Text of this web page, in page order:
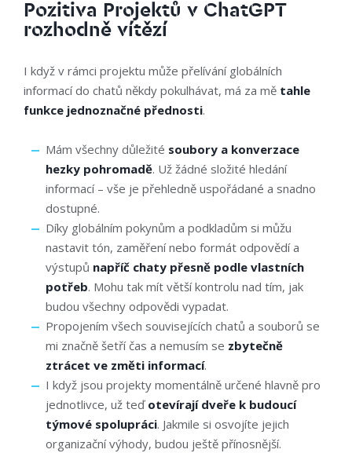
Pozitiva Projektů v ChatGPT
rozhodně vítězí
I když v rámci projektu může přelívání globálních
informací do chatů někdy pokulhávat, má za mě tahle
funkce jednoznačné přednosti.
Mám všechny důležité soubory a konverzace
hezky pohromadě. Už žádné složité hledání
informací – vše je přehledně uspořádané a snadno
dostupné.
Díky globálním pokynům a podkladům si můžu
nastavit tón, zaměření nebo formát odpovědí a
výstupů napříč chaty přesně podle vlastních
potřeb. Mohu tak mít větší kontrolu nad tím, jak
budou všechny odpovědi vypadat.
Propojením všech souvisejících chatů a souborů se
mi značně šetří čas a nemusím se zbytečně
ztrácet ve změti informací.
I když jsou projekty momentálně určené hlavně pro
jednotlivce, už teď otevírají dveře k budoucí
týmové spolupráci. Jakmile si osvojíte jejich
organizační výhody, budou ještě přínosnější.